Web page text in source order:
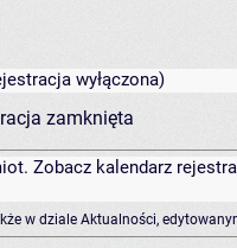
wyłączona)
zamknięta
Zobacz kalendarz
w dziale Aktualności,